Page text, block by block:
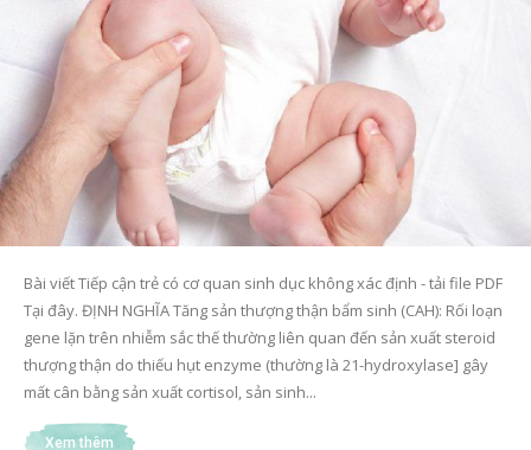
Bài viết Tiếp cận trẻ có cơ quan sinh dục không xác định - tải file PDF
Tại đây. ĐỊNH NGHĨA Tăng sản thượng thận bẩm sinh (CAH): Rối loạn
gene lặn trên nhiễm sắc thế thường liên quan đến sản xuất steroid
thượng thận do thiếu hụt enzyme (thường là 21-hydroxylase] gây
mất cân bằng sản xuất cortisol, sản sinh...
Xem thêm